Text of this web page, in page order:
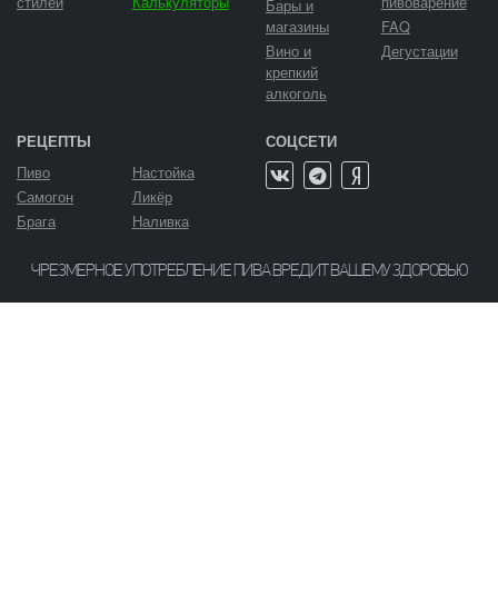
Бары и
магазины
Вино и
крепкий
алкоголь
FAQ
Дегустации
РЕЦЕПТЫ
Пиво
Самогон
Брага
Настойка
Ликёр
Наливка
СОЦСЕТИ
ЧРЕЗМЕРНОЕ УПОТРЕБЛЕНИЕ ПИВА ВРЕДИТ ВАШЕМУ ЗДОРОВЬЮ